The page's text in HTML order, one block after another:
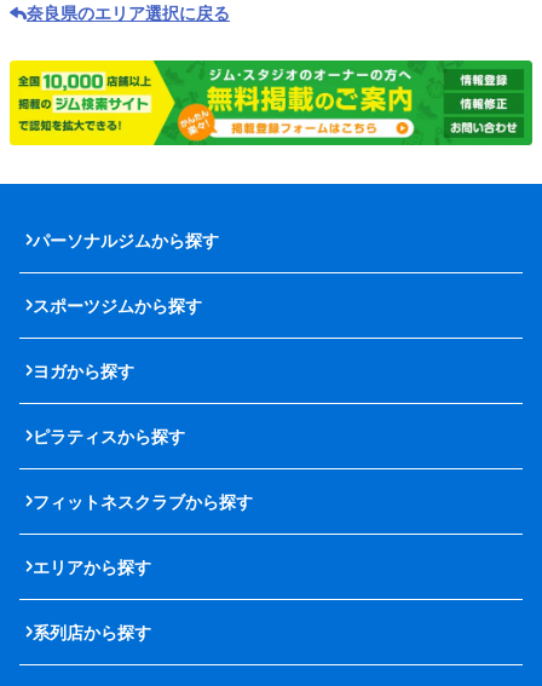
奈良県のエリア選択に戻る
パーソナルジムから探す
スポーツジムから探す
ヨガから探す
ピラティスから探す
フィットネスクラブから探す
エリアから探す
系列店から探す